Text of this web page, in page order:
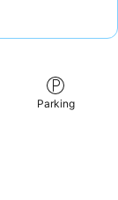
une
toilettes
Parking